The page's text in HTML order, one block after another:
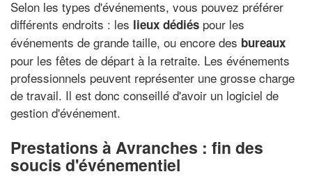
Selon les types d'événements, vous pouvez préférer
différents endroits : les lieux dédiés pour les
événements de grande taille, ou encore des bureaux
pour les fêtes de départ à la retraite. Les événements
professionnels peuvent représenter une grosse charge
de travail. Il est donc conseillé d'avoir un logiciel de
gestion d'événement.
Prestations à Avranches : fin des
soucis d'événementiel